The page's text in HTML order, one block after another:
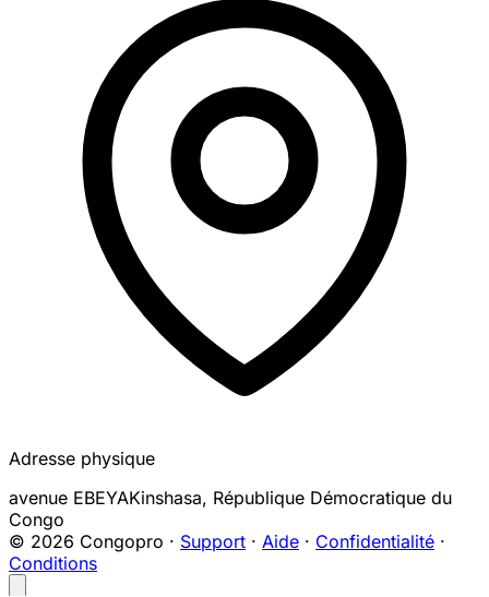
Adresse physique
avenue EBEYAKinshasa, République Démocratique du
Congo
© 2026 Congopro · Support · Aide · Confidentialité ·
Conditions